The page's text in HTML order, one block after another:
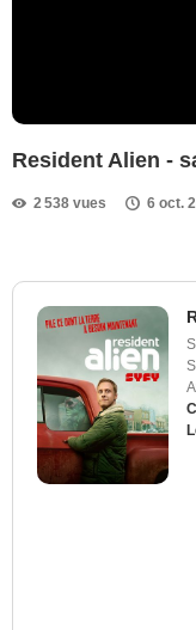
Resident Alien -
2 538 vues 6 oct.